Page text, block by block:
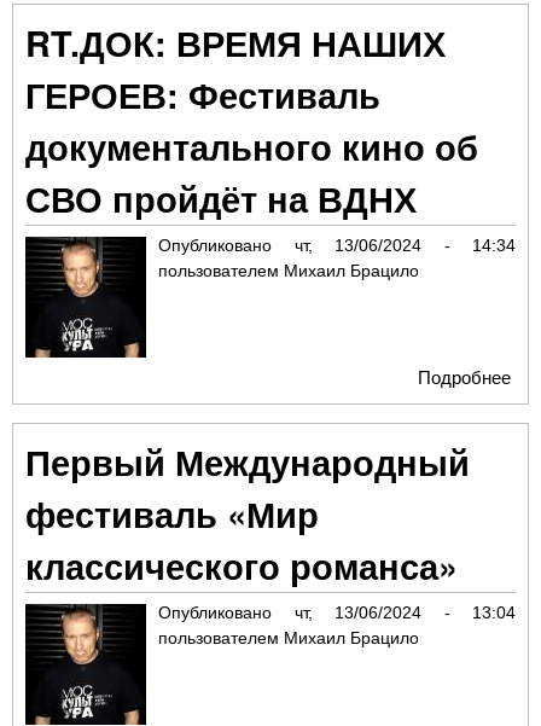
RT.ДОК: ВРЕМЯ НАШИХ
ГЕРОЕВ: Фестиваль
документального кино об
СВО пройдёт на ВДНХ
Опубликовано чт, 13/06/2024 - 14:34
пользователем Михаил Брацило
Подробнее
Первый Международный
фестиваль «Мир
классического романса»
Опубликовано чт, 13/06/2024 - 13:04
пользователем Михаил Брацило